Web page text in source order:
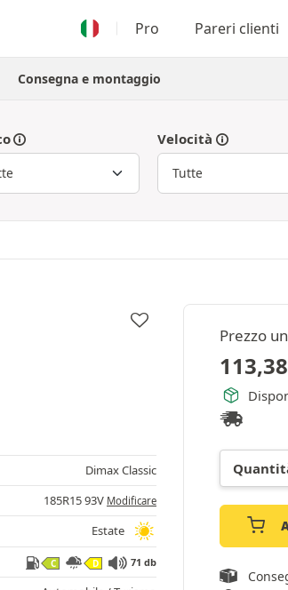
Pro Pareri clienti
Consegna e montaggio
Velocità
Prezzo
113,38
Dimax Classic
185R15 93V Modificare
Estate
C D 71 db